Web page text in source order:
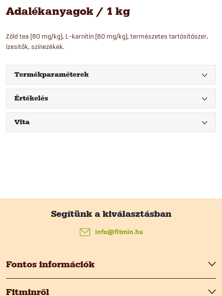
Adalékanyagok / 1 kg
Zöld tea (80 mg/kg), L-karnitin (80 mg/kg), természetes tartósítószer,
ízesítők, színezékek.
Termékparaméterek
Értékelés
Vita
bFontos információk
Fitminről
info@fitmin.hu